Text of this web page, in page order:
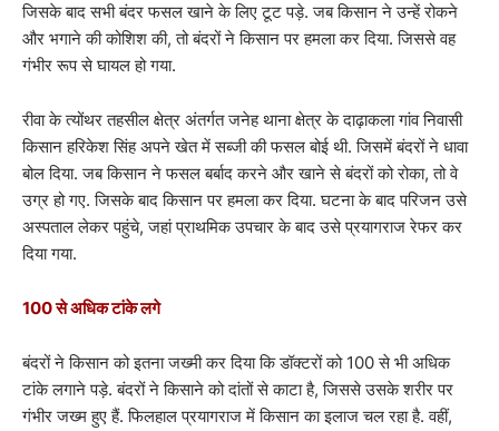
जिसके बाद सभी बंदर फसल खाने के लिए टूट पड़े. जब किसान ने उन्हें रोकने
और भगाने की कोशिश की, तो बंदरों ने किसान पर हमला कर दिया. जिससे वह
गंभीर रूप से घायल हो गया.
रीवा के त्योंथर तहसील क्षेत्र अंतर्गत जनेह थाना क्षेत्र के दाढ़ाकला गांव निवासी
किसान हरिकेश सिंह अपने खेत में सब्जी की फसल बोई थी. जिसमें बंदरों ने धावा
बोल दिया. जब किसान ने फसल बर्बाद करने और खाने से बंदरों को रोका, तो वे
उग्र हो गए. जिसके बाद किसान पर हमला कर दिया. घटना के बाद परिजन उसे
अस्पताल लेकर पहुंचे, जहां प्राथमिक उपचार के बाद उसे प्रयागराज रेफर कर
दिया गया.
100 से अधिक टांके लगे
बंदरों ने किसान को इतना जख्मी कर दिया कि डॉक्टरों को 100 से भी अधिक
टांके लगाने पड़े. बंदरों ने किसाने को दांतों से काटा है, जिससे उसके शरीर पर
गंभीर जख्म हुए हैं. फिलहाल प्रयागराज में किसान का इलाज चल रहा है. वहीं,